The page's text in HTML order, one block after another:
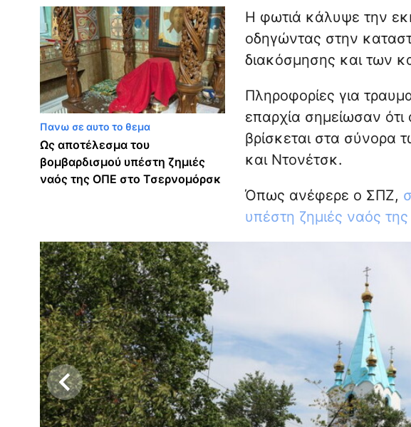
Πανω σε αυτο το θεμα
Ως αποτέλεσμα του
βομβαρδισμού υπέστη ζημιές
ναός της ΟΠΕ στο Τσερνομόρσκ
Η φωτιά κάλυψε την
οδηγώντας στην
διακόσμησης και των
Πληροφορίες για
επαρχία σημείωσαν
βρίσκεται στα σύνορα
και Ντονέτσκ.
Όπως ανέφερε ο ΣΠΖ,
υπέστη ζημιές ναός